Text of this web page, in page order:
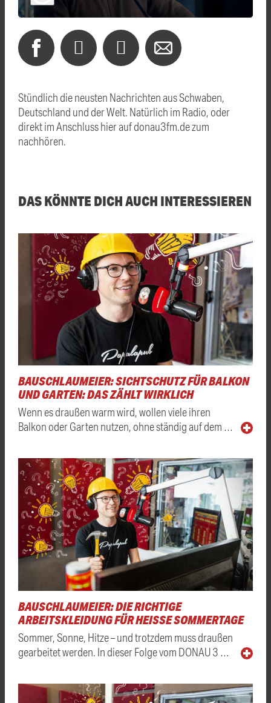
Stündlich die neusten Nachrichten aus Schwaben,
Deutschland und der Welt. Natürlich im Radio, oder
direkt im Anschluss hier auf donau3fm.de zum
nachhören.
DAS KÖNNTE DICH AUCH INTERESSIEREN
BAUSCHLAUMEIER: SICHTSCHUTZ FÜR BALKON
UND GARTEN: DAS ZÄHLT WIRKLICH
Wenn es draußen warm wird, wollen viele ihren
Balkon oder Garten nutzen, ohne ständig auf dem …
BAUSCHLAUMEIER: DIE RICHTIGE
ARBEITSKLEIDUNG FÜR HEISSE SOMMERTAGE
Sommer, Sonne, Hitze – und trotzdem muss draußen
gearbeitet werden. In dieser Folge vom DONAU 3 …